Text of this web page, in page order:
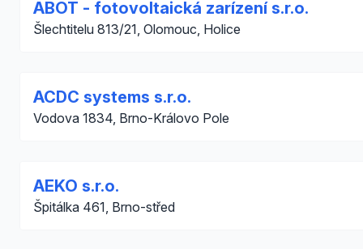
ABOT - fotovoltaická zarízení s.r.o.
Šlechtitelu 813/21, Olomouc, Holice
ACDC systems s.r.o.
Vodova 1834, Brno-Královo Pole
AEKO s.r.o.
Špitálka 461, Brno-střed